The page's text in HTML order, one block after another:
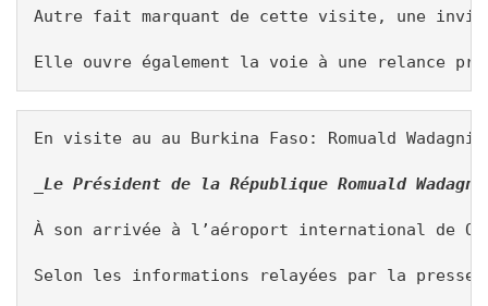
Autre fait marquant de cette visite, une
Elle ouvre également la voie à une relance
En visite au au Burkina Faso: Romuald
_Le Président de la République Romuald
À son arrivée à l’aéroport international de
Selon les informations relayées par la presse